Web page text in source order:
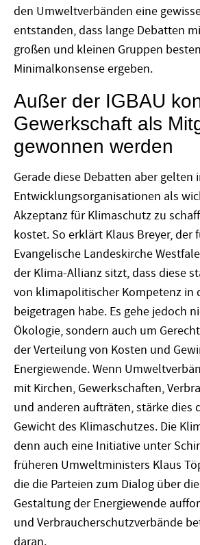
den Umweltverbänden eine
entstanden, dass lange Debatten
großen und kleinen Gruppen
Minimalkonsense ergeben.
Außer der IGBAU
Gewerkschaft als
gewonnen werden
Gerade diese Debatten aber gelten
Entwicklungsorganisationen als
Akzeptanz für Klimaschutz zu
kostet. So erklärt Klaus Breyer, der
Evangelische Landeskirche
der Klima-Allianz sitzt, dass diese
von klimapolitischer Kompetenz in
beigetragen habe. Es gehe jedoch
Ökologie, sondern auch um
der Verteilung von Kosten und
Energiewende. Wenn
mit Kirchen, Gewerkschaften,
und anderen aufträten, stärke dies
Gewicht des Klimaschutzes. Die
denn auch eine Initiative unter
früheren Umweltministers Klaus
die die Parteien zum Dialog über
Gestaltung der Energiewende
und Verbraucherschutzverbände